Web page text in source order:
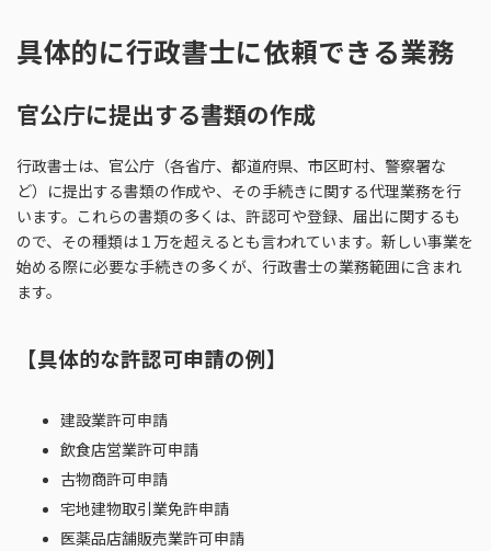
具体的に行政書士に依頼できる業務
官公庁に提出する書類の作成
行政書士は、官公庁（各省庁、都道府県、市区町村、警察署な
ど）に提出する書類の作成や、その手続きに関する代理業務を行
います。これらの書類の多くは、許認可や登録、届出に関するも
ので、その種類は１万を超えるとも言われています。新しい事業を
始める際に必要な手続きの多くが、行政書士の業務範囲に含まれ
ます。
【具体的な許認可申請の例】
建設業許可申請
飲食店営業許可申請
古物商許可申請
宅地建物取引業免許申請
医薬品店舗販売業許可申請